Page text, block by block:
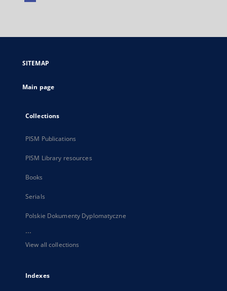
open
new
SITEMAP
Main page
Collections
PISM Publications
PISM Library resources
Books
Serials
Polskie Dokumenty Dyplomatyczne
...
View all collections
Indexes